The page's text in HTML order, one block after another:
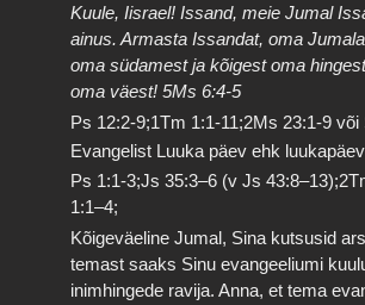
Kuule, Iisrael! Issand, meie Jumal
ainus. Armasta Issandat, oma
oma südamest ja kõigest oma
oma väest! 5Ms 6:4-5
Ps 12:2-9;1Tm 1:1-11;2Ms 23:1-9 või
Evangelist Luuka päev ehk luukapäev
Ps 1:1-3;Js 35:3–6 (v Js
1:1–4;
Kõigeväeline Jumal, Sina kutsusid
temast saaks Sinu evangeeliumi
inimhingede ravija. Anna, et tema